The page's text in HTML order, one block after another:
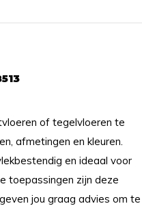
of tegelvloeren te
afmetingen en kleuren.
en ideaal voor
toepassingen zijn deze
jou graag advies om te